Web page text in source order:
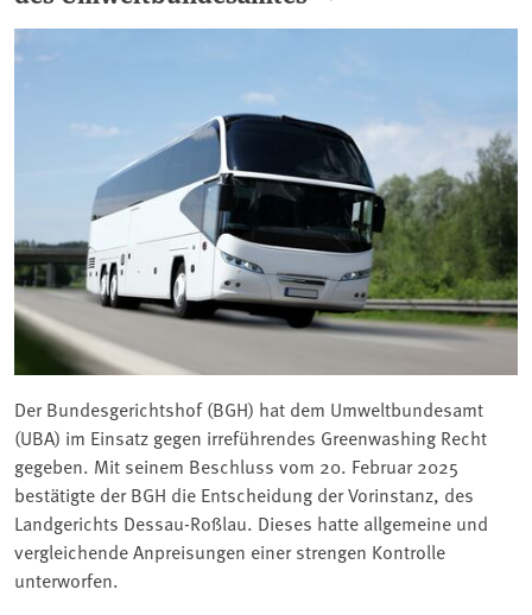
Der Bundesgerichtshof (BGH) hat dem Umweltbundesamt
(UBA) im Einsatz gegen irreführendes Greenwashing Recht
gegeben. Mit seinem Beschluss vom 20. Februar 2025
bestätigte der BGH die Entscheidung der Vorinstanz, des
Landgerichts Dessau-Roßlau. Dieses hatte allgemeine und
vergleichende Anpreisungen einer strengen Kontrolle
unterworfen.